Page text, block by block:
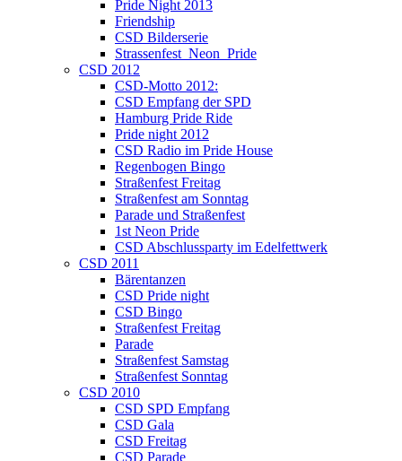
Pride Night 2013
Friendship
CSD Bilderserie
Strassenfest_Neon_Pride
CSD 2012
CSD-Motto 2012:
CSD Empfang der SPD
Hamburg Pride Ride
Pride night 2012
CSD Radio im Pride House
Regenbogen Bingo
Straßenfest Freitag
Straßenfest am Sonntag
Parade und Straßenfest
1st Neon Pride
CSD Abschlussparty im Edelfettwerk
CSD 2011
Bärentanzen
CSD Pride night
CSD Bingo
Straßenfest Freitag
Parade
Straßenfest Samstag
Straßenfest Sonntag
CSD 2010
CSD SPD Empfang
CSD Gala
CSD Freitag
CSD Parade